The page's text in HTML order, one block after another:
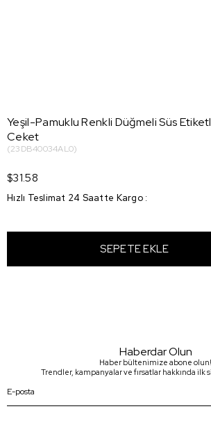
Yeşil-Pamuklu Renkli Düğmeli Süs
Ceket
(23DB40034AL0)
$31.58
Hızlı Teslimat 24 Saatte Kargo :
Haberdar Olun
Haber bültenimize abone olun!
Trendler, kampanyalar ve fırsatlar hakkında ilk